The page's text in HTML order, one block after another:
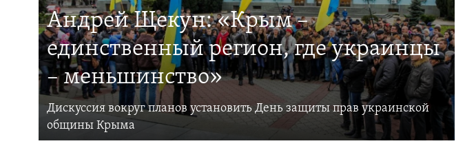
Андрей Щекун: «Крым –
единственный регион, где украинцы
– меньшинство»
Дискуссия вокруг планов установить День защиты прав украинской
общины Крыма